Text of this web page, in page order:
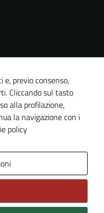
e, previo consenso,
Cliccando sul tasto
alla profilazione,
la navigazione con i
policy